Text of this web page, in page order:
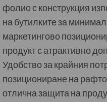
фолио с конструкция
на бутилките за
маркетингово
продукт с атрактивно
Удобство за крайния
позициониране на
отлична защита на